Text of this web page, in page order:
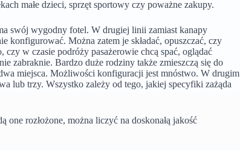
małe dzieci, sprzęt sportowy czy poważne zakupy.
swój wygodny fotel. W drugiej linii zamiast kanapy
konfigurować. Można zatem je składać, opuszczać, czy
w czasie podróży pasażerowie chcą spać, oglądać
zabraknie. Bardzo duże rodziny także zmieszczą się do
miejsca. Możliwości konfiguracji jest mnóstwo. W drugim
lub trzy. Wszystko zależy od tego, jakiej specyfiki zażąda
rozłożone, można liczyć na doskonałą jakość